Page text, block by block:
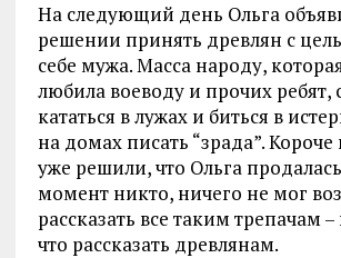
На следующий день Ольга
решении принять древлян с
себе мужа. Масса народу,
любила воеводу и прочих ребят,
кататься в лужах и биться в
на домах писать “зрада”. Короче
уже решили, что Ольга
момент никто, ничего не мог
рассказать все таким трепачам –
что рассказать древлянам.